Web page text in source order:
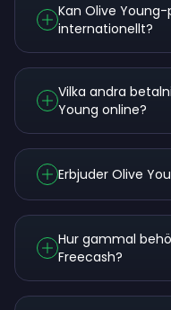
Kan Olive
internationellt?
Vilka andra
Young online?
Erbjuder Olive
Hur gammal
Freecash?